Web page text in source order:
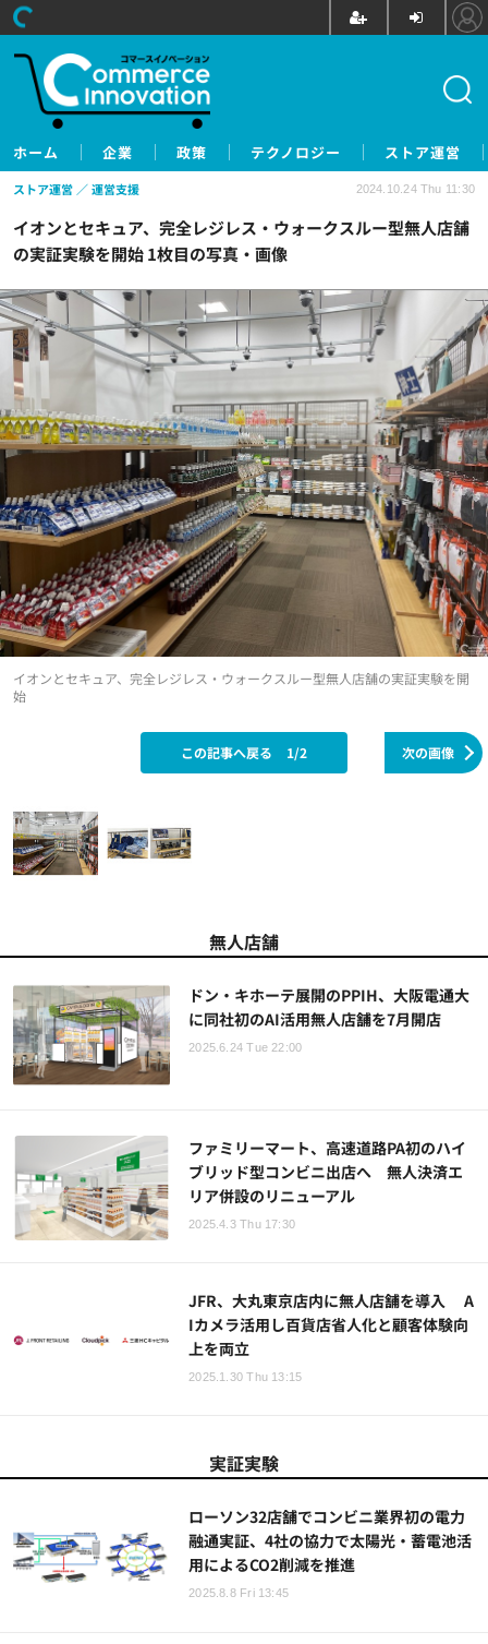
ホーム 企業 政策 テクノロジー ストア運営
イオンとセキュア、完全レジレス・ウォークスルー型無人店舗
の実証実験を開始 1枚目の写真・画像
ストア運営 運営支援 2024.10.24 Thu 11:30
イオンとセキュア、完全レジレス・ウォークスルー型無人店舗の実証実験を開
始
次の画像
この記事へ戻る 1/2
無人店舗
ドン・キホーテ展開のPPIH、大阪電通大
に同社初のAI活用無人店舗を7月開店
2025.6.24 Tue 22:00
ファミリーマート、高速道路PA初のハイ
ブリッド型コンビニ出店へ 無人決済エ
リア併設のリニューアル
2025.4.3 Thu 17:30
JFR、大丸東京店内に無人店舗を導入 A
Iカメラ活用し百貨店省人化と顧客体験向
上を両立
2025.1.30 Thu 13:15
実証実験
ローソン32店舗でコンビニ業界初の電力
融通実証、4社の協力で太陽光・蓄電池活
用によるCO2削減を推進
2025.8.8 Fri 13:45